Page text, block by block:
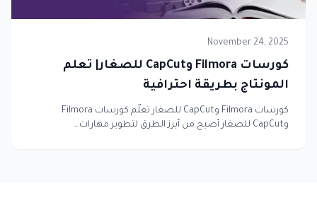
November 24, 2025
كورسات Filmora وCapCut للصغار| تعلم
المونتاج بطريقة احترافية
كورسات Filmora وCapCut للصغار تعلّم كورسات Filmora
وCapCut للصغار أصبح من أبرز الطرق لتطوير مهارات…